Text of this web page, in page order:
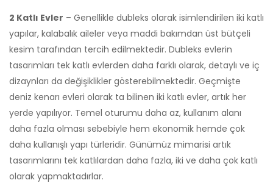
2 Katlı Evler – Genellikle dubleks olarak isimlendirilen iki katlı
yapılar, kalabalık aileler veya maddi bakımdan üst bütçeli
kesim tarafından tercih edilmektedir. Dubleks evlerin
tasarımları tek katlı evlerden daha farklı olarak, detaylı ve iç
dizaynları da değişiklikler gösterebilmektedir. Geçmişte
deniz kenarı evleri olarak ta bilinen iki katlı evler, artık her
yerde yapılıyor. Temel oturumu daha az, kullanım alanı
daha fazla olması sebebiyle hem ekonomik hemde çok
daha kullanışlı yapı türleridir. Günümüz mimarisi artık
tasarımlarını tek katlılardan daha fazla, iki ve daha çok katlı
olarak yapmaktadırlar.